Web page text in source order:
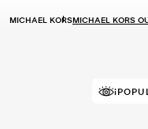
MICHAEL KORSMICHAEL KORS
MEJOR